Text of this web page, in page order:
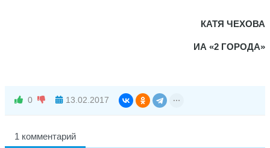
КАТЯ ЧЕХОВА
ИА «2 ГОРОДА»
0 13.02.2017
1 комментарий